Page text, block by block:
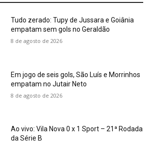
Tudo zerado: Tupy de Jussara e Goiânia
empatam sem gols no Geraldão
8 de agosto de 2026
Em jogo de seis gols, São Luís e Morrinhos
empatam no Jutair Neto
8 de agosto de 2026
Ao vivo: Vila Nova 0 x 1 Sport – 21ª Rodada
da Série B